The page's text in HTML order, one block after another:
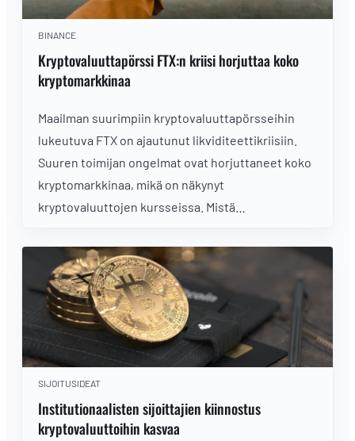
BINANCE
Kryptovaluuttapörssi FTX:n kriisi horjuttaa koko
kryptomarkkinaa
Maailman suurimpiin kryptovaluuttapörsseihin
lukeutuva FTX on ajautunut likviditeettikriisiin.
Suuren toimijan ongelmat ovat horjuttaneet koko
kryptomarkkinaa, mikä on näkynyt
kryptovaluuttojen kursseissa. Mistä
SIJOITUSIDEAT
Institutionaalisten sijoittajien kiinnostus
kryptovaluuttoihin kasvaa